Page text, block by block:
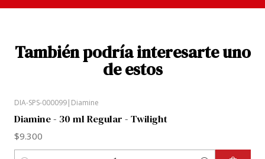
También podría interesarte uno
de estos
DIA-SPS-000099| Diamine
Diamine - 30 ml Regular - Twilight
$9.300